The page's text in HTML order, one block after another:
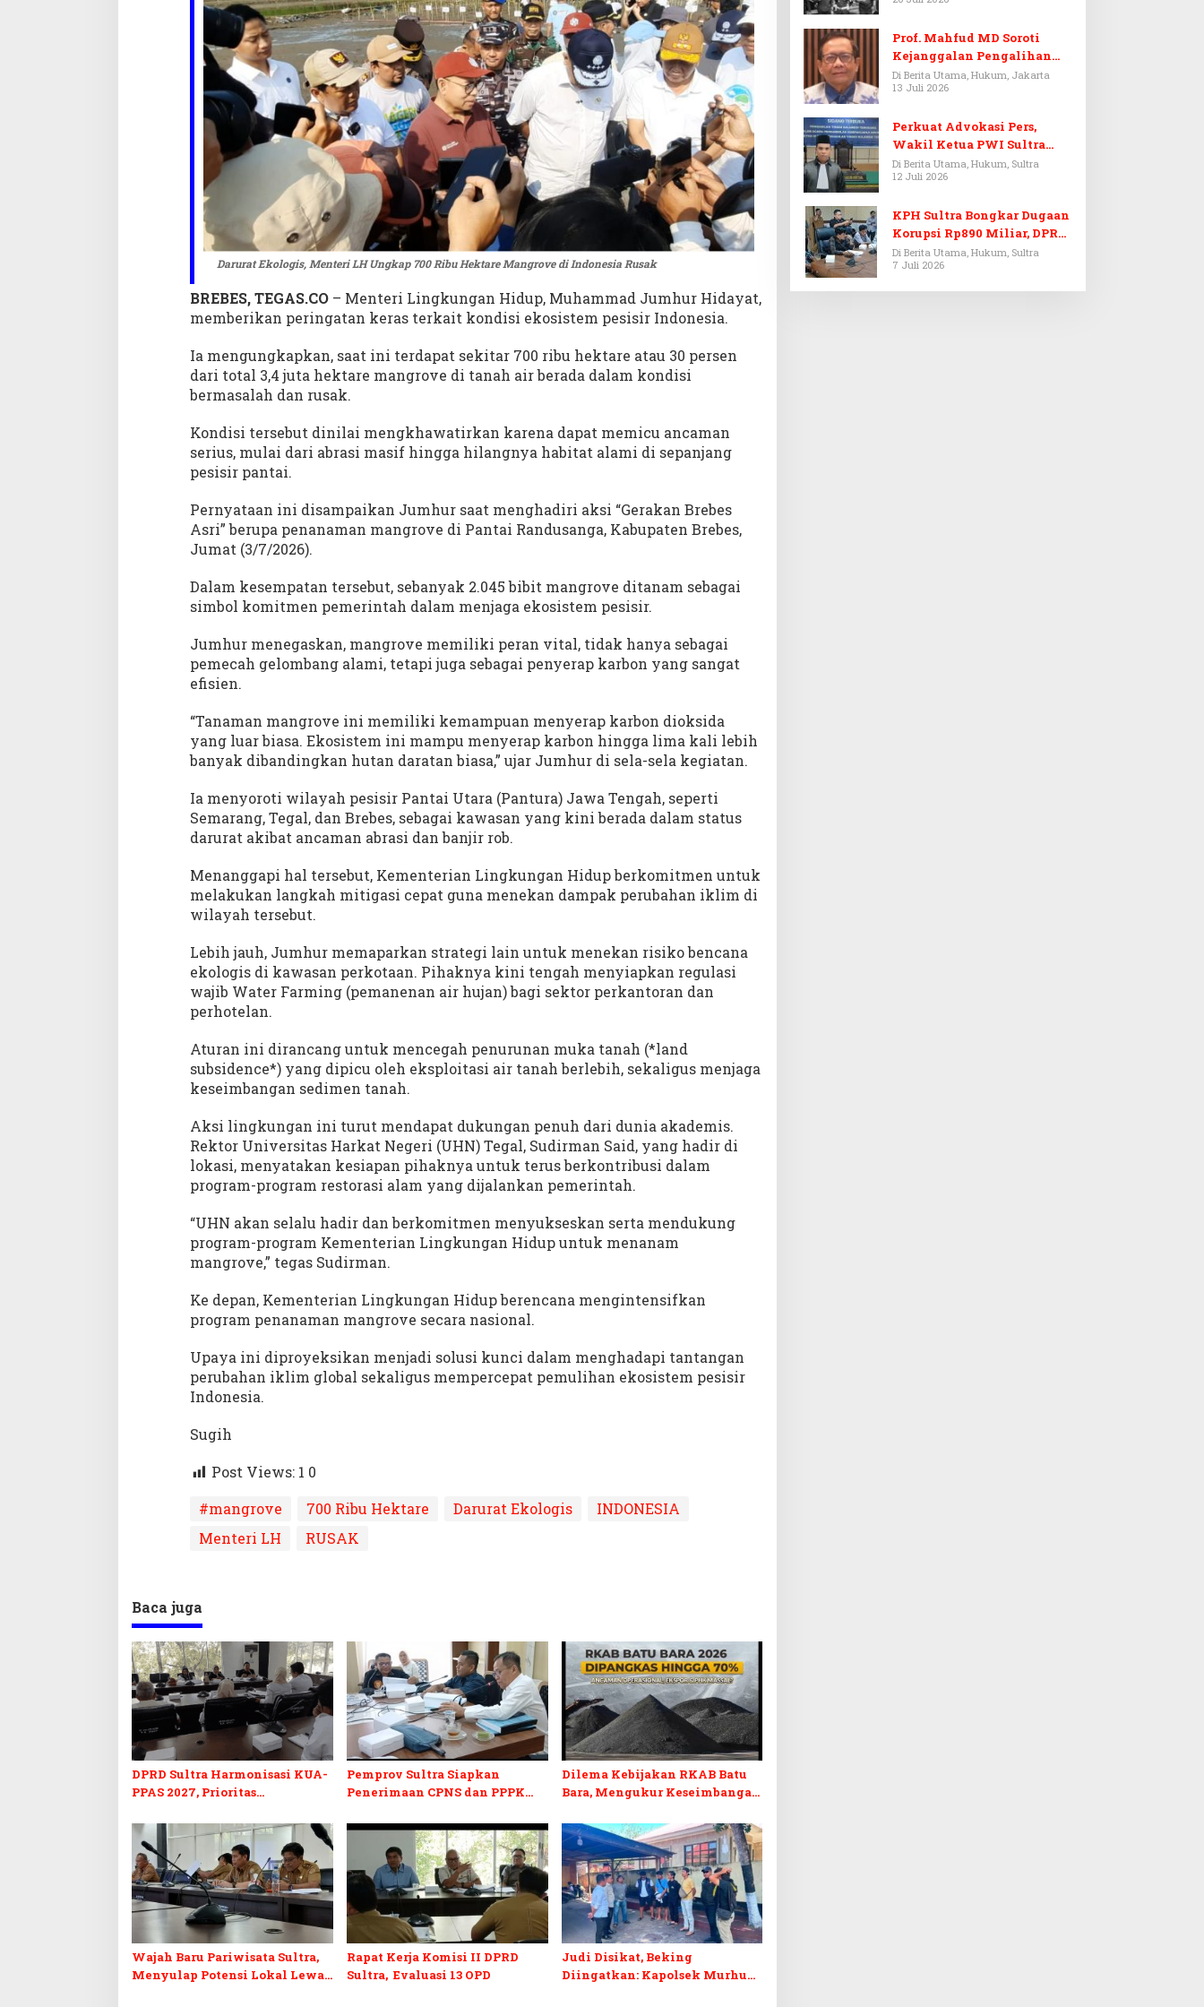
p
7
0
0
R
b
u
t
a
e
a
n
r
o
v
e
i
I
n
o
n
e
i
a
u
a
Darurat Ekologis, Menteri LH Ungkap 700 Ribu Hektare Mangrove di Indonesia Rusak
BREBES, TEGAS.CO– Menteri Lingkungan Hidup, Muhammad Jumhur Hidayat,
memberikan peringatan keras terkait kondisi ekosistem pesisir Indonesia.
Ia mengungkapkan, saat ini terdapat sekitar 700 ribu hektare atau 30 persen
dari total 3,4 juta hektare mangrove di tanah air berada dalam kondisi
bermasalah dan rusak.
Kondisi tersebut dinilai mengkhawatirkan karena dapat memicu ancaman
serius, mulai dari abrasi masif hingga hilangnya habitat alami di sepanjang
pesisir pantai.
Pernyataan ini disampaikan Jumhur saat menghadiri aksi “Gerakan Brebes
Asri” berupa penanaman mangrove di Pantai Randusanga, Kabupaten Brebes,
Jumat (3/7/2026).
Dalam kesempatan tersebut, sebanyak 2.045 bibit mangrove ditanam sebagai
simbol komitmen pemerintah dalam menjaga ekosistem pesisir.
Jumhur menegaskan, mangrove memiliki peran vital, tidak hanya sebagai
pemecah gelombang alami, tetapi juga sebagai penyerap karbon yang sangat
efisien.
“Tanaman mangrove ini memiliki kemampuan menyerap karbon dioksida
yang luar biasa. Ekosistem ini mampu menyerap karbon hingga lima kali lebih
banyak dibandingkan hutan daratan biasa,” ujar Jumhur di sela-sela kegiatan.
Ia menyoroti wilayah pesisir Pantai Utara (Pantura) Jawa Tengah, seperti
Semarang, Tegal, dan Brebes, sebagai kawasan yang kini berada dalam status
darurat akibat ancaman abrasi dan banjir rob.
Menanggapi hal tersebut, Kementerian Lingkungan Hidup berkomitmen untuk
melakukan langkah mitigasi cepat guna menekan dampak perubahan iklim di
wilayah tersebut.
Lebih jauh, Jumhur memaparkan strategi lain untuk menekan risiko bencana
ekologis di kawasan perkotaan. Pihaknya kini tengah menyiapkan regulasi
wajib Water Farming (pemanenan air hujan) bagi sektor perkantoran dan
perhotelan.
Aturan ini dirancang untuk mencegah penurunan muka tanah (*land
subsidence*) yang dipicu oleh eksploitasi air tanah berlebih, sekaligus menjaga
keseimbangan sedimen tanah.
Aksi lingkungan ini turut mendapat dukungan penuh dari dunia akademis.
Rektor Universitas Harkat Negeri (UHN) Tegal, Sudirman Said, yang hadir di
lokasi, menyatakan kesiapan pihaknya untuk terus berkontribusi dalam
program-program restorasi alam yang dijalankan pemerintah.
“UHN akan selalu hadir dan berkomitmen menyukseskan serta mendukung
program-program Kementerian Lingkungan Hidup untuk menanam
mangrove,” tegas Sudirman.
Ke depan, Kementerian Lingkungan Hidup berencana mengintensifkan
program penanaman mangrove secara nasional.
Upaya ini diproyeksikan menjadi solusi kunci dalam menghadapi tantangan
perubahan iklim global sekaligus mempercepat pemulihan ekosistem pesisir
Indonesia.
Sugih
Post Views: 1 0
#mangrove
700 Ribu Hektare Darurat Ekologis
INDONESIA
Menteri LH
RUSAK
Baca juga
DPRD Sultra Harmonisasi KUA-
PPAS 2027, Prioritas
Pelunasan Utang Infrastruktur
Pemprov Sultra Siapkan
Penerimaan CPNS dan PPPK
Formasi Disabilitas
Dilema Kebijakan RKAB Batu
Bara, Mengukur Keseimbangan
Kepastian Investasi
Wajah Baru Pariwisata Sultra,
Menyulap Potensi Lokal Lewat
Rapat Kerja Komisi II DPRD
Sultra, Evaluasi 13 OPD
Judi Disikat, Beking
Diingatkan: Kapolsek Murhum
Prof. Mahfud MD Soroti
Kejanggalan Pengalihan
Penyelidikan Tersangka
Febrie Adriansyah
Di Berita Utama, Hukum, Jakarta
13 Juli 2026
Perkuat Advokasi Pers,
Wakil Ketua PWI Sultra
Resmi Dilantik Menjadi
Advokat PERADI
Di Berita Utama, Hukum, Sultra
12 Juli 2026
KPH Sultra Bongkar Dugaan
Korupsi Rp890 Miliar, DPRD
Sultra Gelar RDP
Di Berita Utama, Hukum, Sultra
7 Juli 2026